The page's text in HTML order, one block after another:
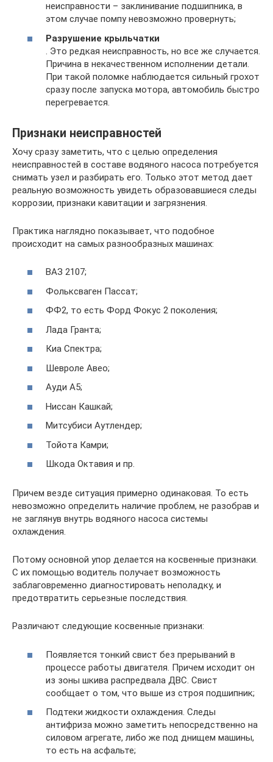
неисправности – заклинивание подшипника, в
этом случае помпу невозможно провернуть;
Разрушение крыльчатки
. Это редкая неисправность, но все же случается.
Причина в некачественном исполнении детали.
При такой поломке наблюдается сильный грохот
сразу после запуска мотора, автомобиль быстро
перегревается.
Признаки неисправностей
Хочу сразу заметить, что с целью определения
неисправностей в составе водяного насоса потребуется
снимать узел и разбирать его. Только этот метод дает
реальную возможность увидеть образовавшиеся следы
коррозии, признаки кавитации и загрязнения.
Практика наглядно показывает, что подобное
происходит на самых разнообразных машинах:
ВАЗ 2107;
Фольксваген Пассат;
ФФ2, то есть Форд Фокус 2 поколения;
Лада Гранта;
Киа Спектра;
Шевроле Авео;
Ауди А5;
Ниссан Кашкай;
Митсубиси Аутлендер;
Тойота Камри;
Шкода Октавия и пр.
Причем везде ситуация примерно одинаковая. То есть
невозможно определить наличие проблем, не разобрав и
не заглянув внутрь водяного насоса системы
охлаждения.
Потому основной упор делается на косвенные признаки.
С их помощью водитель получает возможность
заблаговременно диагностировать неполадку, и
предотвратить серьезные последствия.
Различают следующие косвенные признаки:
Появляется тонкий свист без прерываний в
процессе работы двигателя. Причем исходит он
из зоны шкива распредвала ДВС. Свист
сообщает о том, что выше из строя подшипник;
Подтеки жидкости охлаждения. Следы
антифриза можно заметить непосредственно на
силовом агрегате, либо же под днищем машины,
то есть на асфальте;